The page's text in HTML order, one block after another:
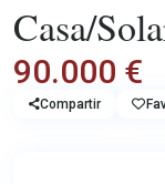
Casa/
90.000 €
Compartir